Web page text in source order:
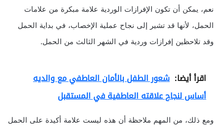
نعم، يمكن أن تكون الإفرازات الوردية علامة مبكرة من علامات
الحمل، لأنها قد تشير إلى نجاح عملية الإخصاب، في بداية الحمل
وقد تلاحظين إفرازات وردية في الشهر الثالث من الحمل.
اقرأ أيضا: شعور الطفل بالأمان العاطفي مع والديه
أساس لنجاح علاقته العاطفية في المستقبل
ومع ذلك، من المهم ملاحظة أن هذه ليست علامة أكيدة على الحمل